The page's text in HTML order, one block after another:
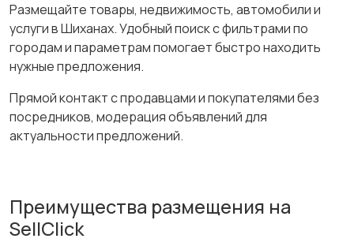
Размещайте товары, недвижимость, автомобили и
услуги в Шиханах. Удобный поиск с фильтрами по
городам и параметрам помогает быстро находить
нужные предложения.
Прямой контакт с продавцами и покупателями без
посредников, модерация объявлений для
актуальности предложений.
Преимущества размещения на
SellClick